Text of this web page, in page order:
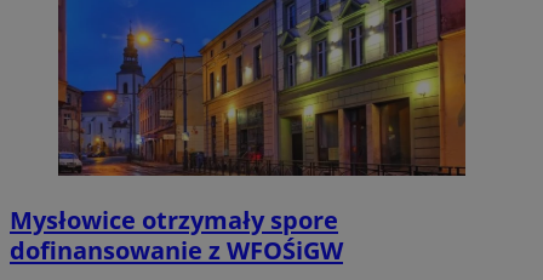
Mysłowice otrzymały spore
dofinansowanie z WFOŚiGW